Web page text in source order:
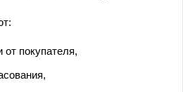
покупателя,